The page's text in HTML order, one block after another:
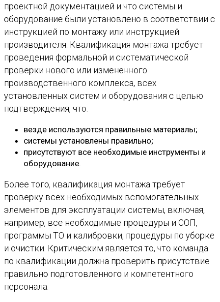
проектной документацией и что системы и
оборудование были установлено в соответствии с
инструкцией по монтажу или инструкцией
производителя. Квалификация монтажа требует
проведения формальной и систематической
проверки нового или измененного
производственного комплекса, всех
установленных систем и оборудования с целью
подтверждения, что:
везде используются правильные материалы;
системы установлены правильно;
присутствуют все необходимые инструменты и
оборудование.
Более того, квалификация монтажа требует
проверку всех необходимых вспомогательных
элементов для эксплуатации системы, включая,
например, все необходимые процедуры и СОП,
программы ТО и калибровки, процедуры по уборке
и очистки. Критическим является то, что команда
по квалификации должна проверить присутствие
правильно подготовленного и компетентного
персонала.